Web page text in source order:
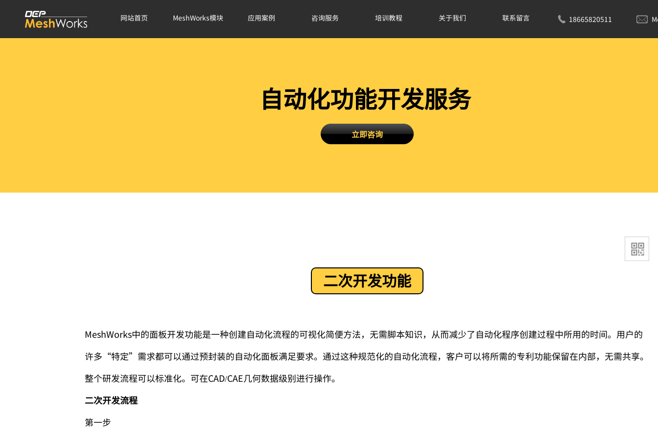
自动化功能开发服务
立即咨询
二次开发功能
MeshWorks中的面板开发功能是一种创建自动化流程的可视化简便方法，无需脚本知识，从而减少了自动化程序创建过程中所用的时间。用户的
许多“特定”需求都可以通过预封装的自动化面板满足要求。通过这种规范化的自动化流程，客户可以将所需的专利功能保留在内部，无需共享。
整个研发流程可以标准化。可在CAD/CAE几何数据级别进行操作。
二次开发流程
第一步
18665820511
网站首页 MeshWorks模块 应用案例 咨询服务 培训教程 关于我们 联系留言